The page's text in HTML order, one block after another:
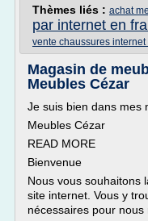
Thèmes liés : achat
par internet en
vente chaussures internet
Magasin de
Meubles Cézar
Je suis bien dans mes
Meubles Cézar
READ MORE
Bienvenue
Nous vous souhaitons
site internet. Vous y
nécessaires pour nous